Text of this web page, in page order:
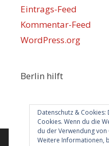
Datenschutz &
Cookies. Wenn du die
du der Verwendung von
Weitere Informationen,
Eintrags-Feed
Kommentar-Feed
WordPress.org
Berlin hilft
info@berlin-hilft.com